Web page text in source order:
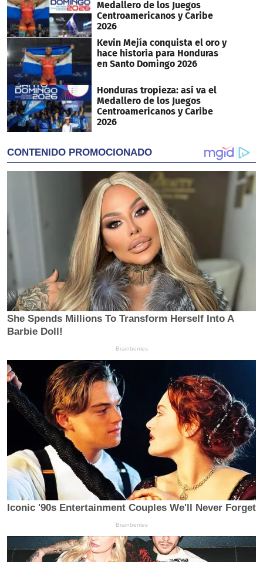
Medallero de los Juegos
Centroamericanos y Caribe
2026
Kevin Mejía conquista el oro y
hace historia para Honduras
en Santo Domingo 2026
Honduras tropieza: así va el
Medallero de los Juegos
Centroamericanos y Caribe
2026